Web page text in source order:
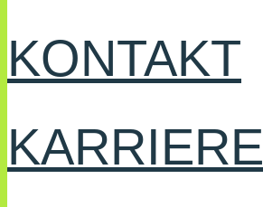
KONTAKT
KARRIERE